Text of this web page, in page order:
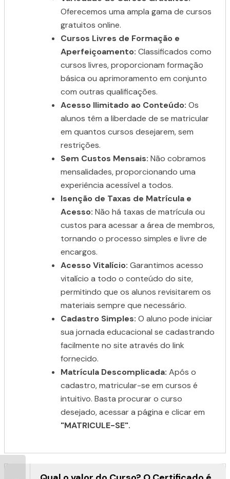
Oferecemos uma ampla gama de cursos
gratuitos online.
Cursos Livres de Formação e
Aperfeiçoamento: Classificados como
cursos livres, proporcionam formação
básica ou aprimoramento em conjunto
com outras qualificações.
Acesso Ilimitado ao Conteúdo: Os
alunos têm a liberdade de se matricular
em quantos cursos desejarem, sem
restrições.
Sem Custos Mensais: Não cobramos
mensalidades, proporcionando uma
experiência acessível a todos.
Isenção de Taxas de Matrícula e
Acesso: Não há taxas de matrícula ou
custos para acessar a área de membros,
tornando o processo simples e livre de
encargos.
Acesso Vitalício: Garantimos acesso
vitalício a todo o conteúdo do site,
permitindo que os alunos revisitarem os
materiais sempre que necessário.
Cadastro Simples: O aluno pode iniciar
sua jornada educacional se cadastrando
facilmente no site através do link
fornecido.
Matrícula Descomplicada: Após o
cadastro, matricular-se em cursos é
intuitivo. Basta procurar o curso
desejado, acessar a página e clicar em
"MATRICULE-SE".